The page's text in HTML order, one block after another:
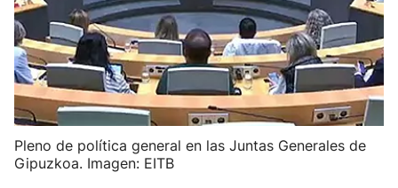
Pleno de política general en las Juntas Generales de
Gipuzkoa. Imagen: EITB